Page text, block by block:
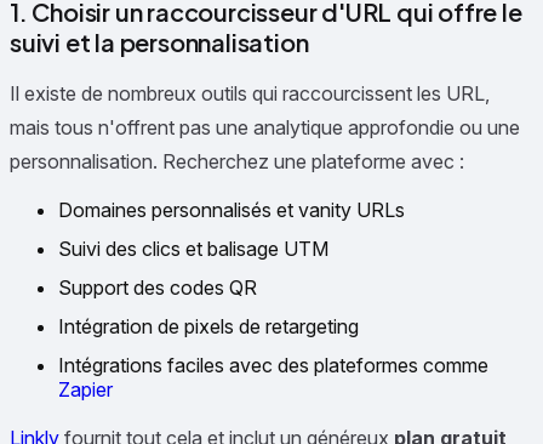
1. Choisir un raccourcisseur d'URL qui offre le
suivi et la personnalisation
Il existe de nombreux outils qui raccourcissent les URL,
mais tous n'offrent pas une analytique approfondie ou une
personnalisation. Recherchez une plateforme avec :
Domaines personnalisés et vanity URLs
Suivi des clics et balisage UTM
Support des codes QR
Intégration de pixels de retargeting
Intégrations faciles avec des plateformes comme
Zapier
Linkly fournit tout cela et inclut un généreux plan gratuit